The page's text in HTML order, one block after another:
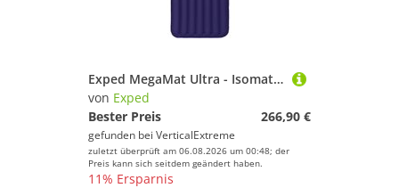
Exped MegaMat Ultra - Isomatte
von Exped
Bester Preis
266,90 €
gefunden bei VerticalExtreme
zuletzt überprüft am 06.08.2026 um 00:48; der
Preis kann sich seitdem geändert haben.
11% Ersparnis